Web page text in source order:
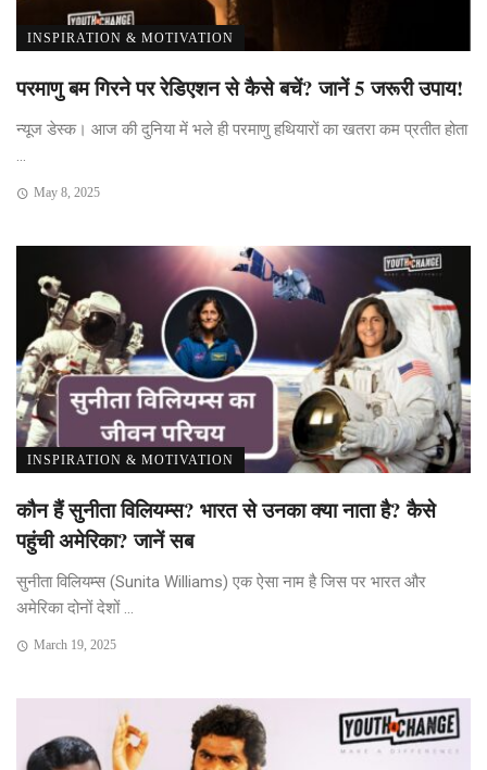
INSPIRATION & MOTIVATION
परमाणु बम गिरने पर रेडिएशन से कैसे बचें? जानें 5 जरूरी उपाय!
न्यूज डेस्क। आज की दुनिया में भले ही परमाणु हथियारों का खतरा कम प्रतीत होता
...
May 8, 2025
INSPIRATION & MOTIVATION
कौन हैं सुनीता विलियम्स? भारत से उनका क्या नाता है? कैसे
पहुंची अमेरिका? जानें सब
सुनीता विलियम्स (Sunita Williams) एक ऐसा नाम है जिस पर भारत और
अमेरिका दोनों देशों ...
March 19, 2025